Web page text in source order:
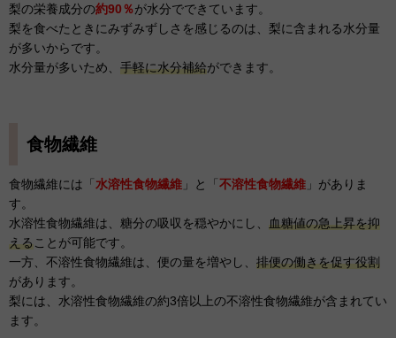
梨の栄養成分の約90％が水分でできています。
梨を食べたときにみずみずしさを感じるのは、梨に含まれる水分量
が多いからです。
水分量が多いため、 手軽に水分補給ができます。
食物繊維
食物繊維には「 水溶性食物繊維 」と「 不溶性食物繊維 」がありま
す。
水溶性食物繊維は、糖分の吸収を穏やかにし、 血糖値の急上昇を抑
えることが可能です。
一方、不溶性食物繊維は、便の量を増やし、 排便の働きを促す役割
があります。
梨には、水溶性食物繊維の約3倍以上の不溶性食物繊維が含まれてい
ます。